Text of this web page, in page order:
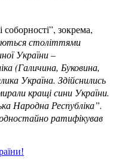
зокрема,
століттями
України –
(Галичина, Буковина,
Україна. Здійснились
кращі сини України.
Народна Республіка”.
ратифікував